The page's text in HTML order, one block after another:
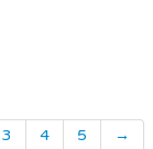
3 4 5 →